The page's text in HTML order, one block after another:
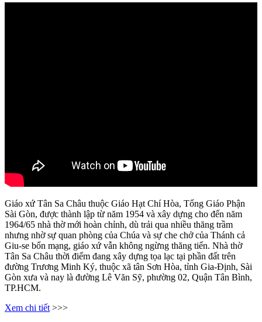
Giáo xứ Tân Sa Châu thuộc Giáo Hạt Chí Hòa, Tổng Giáo Phận
Sài Gòn, được thành lập từ năm 1954 và xây dựng cho đến năm
1964/65 nhà thờ mới hoàn chỉnh, dù trải qua nhiều thăng trầm
nhưng nhờ sự quan phòng của Chúa và sự che chở của Thánh cả
Giu-se bổn mạng, giáo xứ vẫn không ngừng thăng tiến. Nhà thờ
Tân Sa Châu thời điểm đang xây dựng tọa lạc tại phần đất trên
đường Trương Minh Ký, thuộc xã tân Sơn Hòa, tỉnh Gia-Định, Sài
Gòn xưa và nay là đường Lê Văn Sỹ, phường 02, Quận Tân Bình,
TP.HCM.
Xem chi tiết >>>